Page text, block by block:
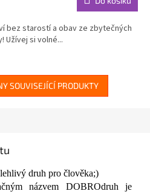
bez starostí a obav ze zbytečných
Užívej si volné...
SOUVISEJÍCÍ PRODUKTY
druh pro člověka;)
názvem DOBROdruh je